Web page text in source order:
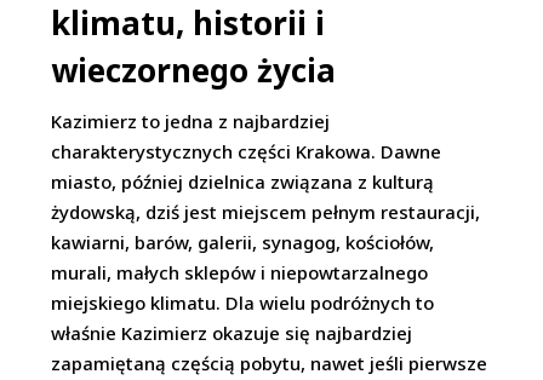
klimatu, historii i
wieczornego życia
Kazimierz to jedna z najbardziej
charakterystycznych części Krakowa. Dawne
miasto, później dzielnica związana z kulturą
żydowską, dziś jest miejscem pełnym restauracji,
kawiarni, barów, galerii, synagog, kościołów,
murali, małych sklepów i niepowtarzalnego
miejskiego klimatu. Dla wielu podróżnych to
właśnie Kazimierz okazuje się najbardziej
zapamiętaną częścią pobytu, nawet jeśli pierwsze